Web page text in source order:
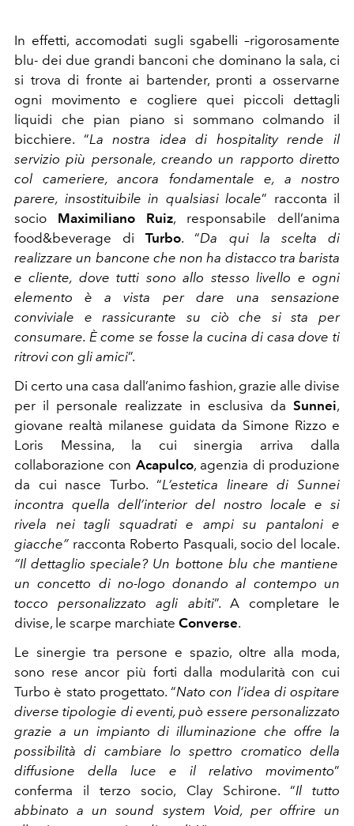
In effetti, accomodati sugli sgabelli –rigorosamente
blu- dei due grandi banconi che dominano la sala, ci
si trova di fronte ai bartender, pronti a osservarne
ogni movimento e cogliere quei piccoli dettagli
liquidi che pian piano si sommano colmando il
bicchiere. “La nostra idea di hospitality rende il
servizio più personale, creando un rapporto diretto
col cameriere, ancora fondamentale e, a nostro
parere, insostituibile in qualsiasi locale” racconta il
socio Maximiliano Ruiz, responsabile dell’anima
food&beverage diTurbo. “Da qui la scelta di
realizzare un bancone che non ha distacco tra barista
e cliente, dove tutti sono allo stesso livello e ogni
elemento è a vista per dare una sensazione
conviviale e rassicurante su ciò che si sta per
consumare. È come se fosse la cucina di casa dove ti
ritrovi con gli amici”.
Di certo una casa dall’animo fashion, grazie alle divise
per il personale realizzate in esclusiva da Sunnei,
giovane realtà milanese guidata da Simone Rizzo e
Loris Messina, la cui sinergia arriva dalla
collaborazione con Acapulco, agenzia di produzione
da cui nasce Turbo. “L’estetica lineare di Sunnei
incontra quella dell’interior del nostro locale e si
rivela nei tagli squadrati e ampi su pantaloni e
giacche” racconta Roberto Pasquali, socio del locale.
“Il dettaglio speciale? Un bottone blu che mantiene
un concetto di no-logo donando al contempo un
tocco personalizzato agli abiti”. A completare le
divise, le scarpe marchiate Converse.
Le sinergie tra persone e spazio, oltre alla moda,
sono rese ancor più forti dalla modularità con cui
Turbo è stato progettato. “Nato con l’idea di ospitare
diverse tipologie di eventi, può essere personalizzato
grazie a un impianto di illuminazione che offre la
possibilità di cambiare lo spettro cromatico della
diffusione della luce e il relativo movimento”
conferma il terzo socio, Clay Schirone. “Il tutto
abbinato a un sound system Void, per offrire un